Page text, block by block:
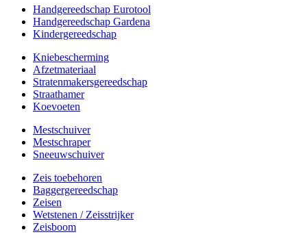
Handgereedschap Eurotool
Handgereedschap Gardena
Kindergereedschap
Kniebescherming
Afzetmateriaal
Stratenmakersgereedschap
Straathamer
Koevoeten
Mestschuiver
Mestschraper
Sneeuwschuiver
Zeis toebehoren
Baggergereedschap
Zeisen
Wetstenen / Zeisstrijker
Zeisboom